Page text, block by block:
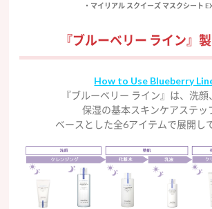
・マイリアル スクイーズ マスクシート
『ブルーベリー ライン』
How to Use Blueberry
『ブルーベリー ライン』は、洗顔
保湿の基本スキンケアステッ
ベースとした全6アイテムで展開し